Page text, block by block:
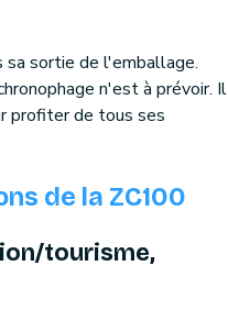
sortie de l'emballage.
n'est à prévoir. Il
profiter de tous ses
de la ZC100
tourisme,